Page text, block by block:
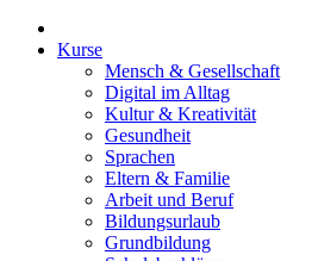
Kurse
Mensch & Gesellschaft
Digital im Alltag
Kultur & Kreativität
Gesundheit
Sprachen
Eltern & Familie
Arbeit und Beruf
Bildungsurlaub
Grundbildung